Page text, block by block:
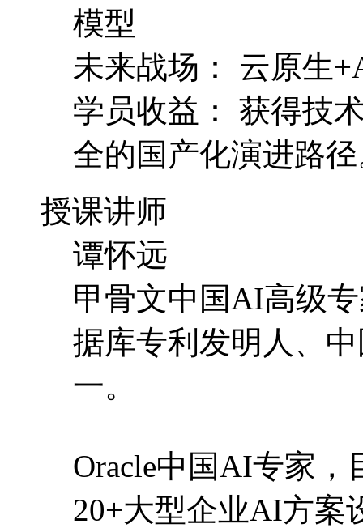
模型
未来战场： 云原生
学员收益： 获得技
全的国产化演进路
授课讲师
谭怀远
甲骨文中国AI高级
据库专利发明人、
一。
Oracle中国AI专家
20+大型企业AI方案